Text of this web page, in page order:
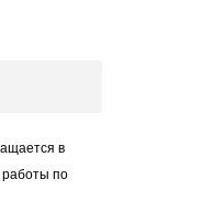
в
работы по